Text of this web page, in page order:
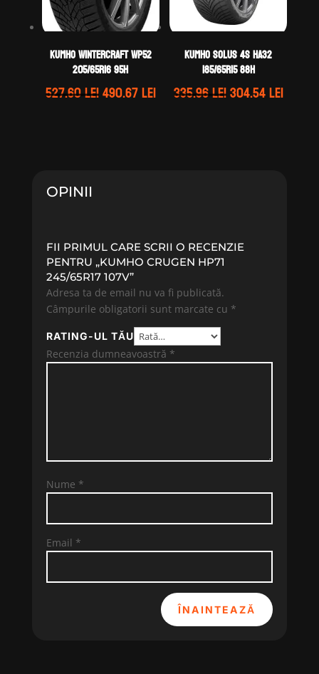
Kumho WINTERCRAFT WP52
205/65R16 95H
527.60leiPrețul
490.67leiPrețul
Kumho SOLUS 4S HA32
185/65R15 88H
335.96leiPrețul
304.54leiPrețul
OPINII
FII PRIMUL CARE SCRII O RECENZIE
PENTRU „KUMHO CRUGEN HP71
245/65R17 107V”
Adresa ta de email nu va fi publicată.
Câmpurile obligatorii sunt marcate cu *
RATING-UL TĂU
Recenzia dumneavoastră *
Nume *
Email *
ÎNAINTEAZĂ